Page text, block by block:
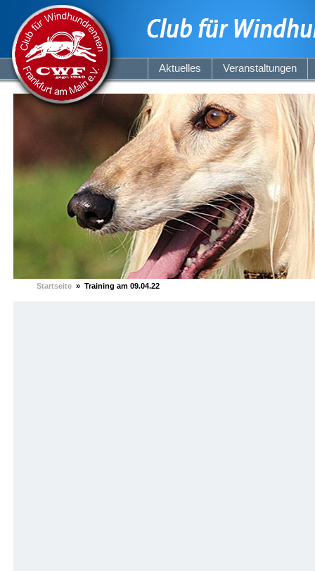
Aktuelles Veranstaltungen
Startseite » Training am 09.04.22